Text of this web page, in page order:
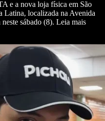
e a nova loja física em São
Latina, localizada na Avenida
sábado (8). Leia mais